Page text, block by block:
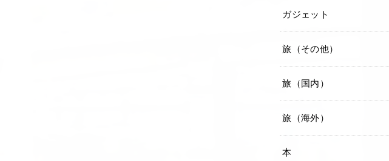
ガジェット
旅（その他）
旅（国内）
旅（海外）
本